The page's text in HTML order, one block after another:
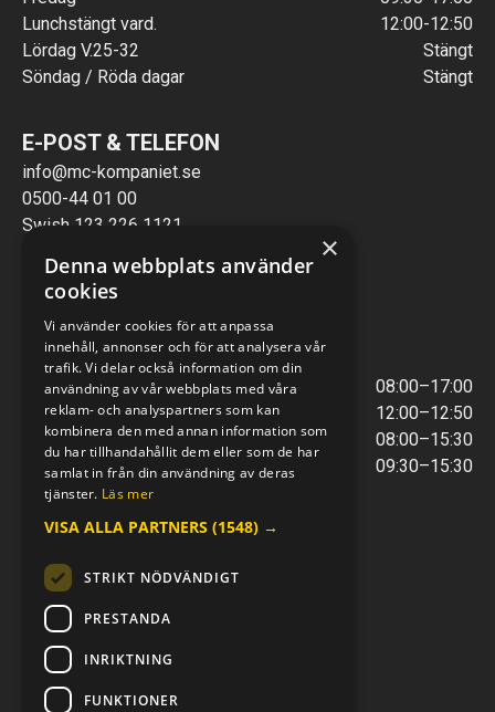
Lunchstängt vard.
12:00-12:50
Lördag V.25-32
Stängt
Söndag / Röda dagar
Stängt
E-POST & TELEFON
info@mc-kompaniet.se
0500-44 01 00
Swish 123 226 1121
VERKSTAD
ÖPPETTIDER
Måndag - Torsdag
08:00–17:00
Lunchstängt
12:00–12:50
Fredagar
08:00–15:30
Telefontider
09:30–15:30
E-POST & TELEFON
verkstaden@mc-kompaniet.se
0500-44 01 00
Swish 123 226 1121
Kontantfri verksamhet
FÖLJ OSS
×
Denna webbplats använder
cookies
Vi använder cookies för att anpassa
innehåll, annonser och för att analysera vår
trafik. Vi delar också information om din
användning av vår webbplats med våra
reklam- och analyspartners som kan
kombinera den med annan information som
du har tillhandahållit dem eller som de har
samlat in från din användning av deras
tjänster. Läs mer
VISA ALLA PARTNERS (1548) →
STRIKT NÖDVÄNDIGT
PRESTANDA
INRIKTNING
FUNKTIONER